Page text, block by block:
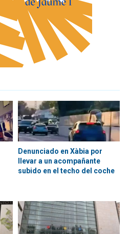
Denunciado en Xàbia por
llevar a un acompañante
subido en el techo del coche